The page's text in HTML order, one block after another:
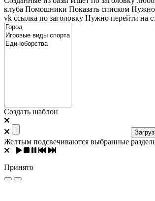
клуба Помошники Показать списком Нужно
vk ссылка по заголовку Нужно перейти на
Создать шаблон
Желтым подсвечиваются выбранные
Принято